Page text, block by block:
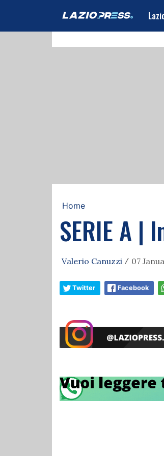
Home
SERIE A |
Valerio Canuzzi / 07
Twitter Facebook